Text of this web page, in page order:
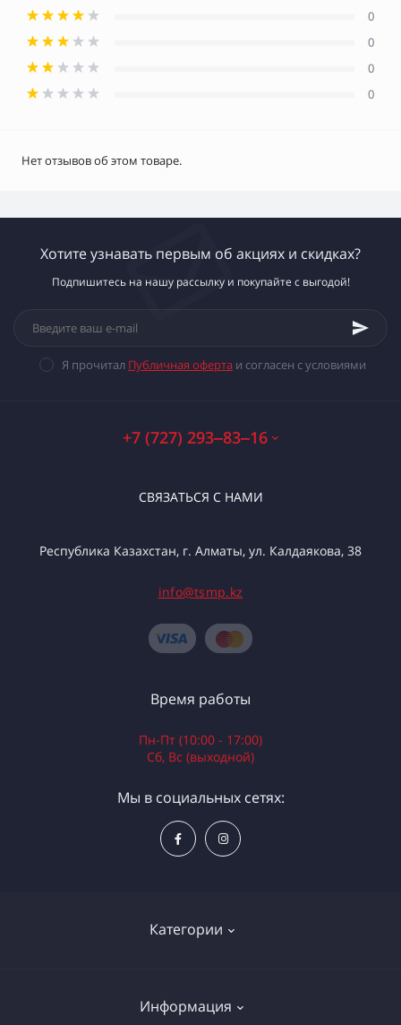
0
0
0
0
Нет отзывов об этом товаре.
Хотите узнавать первым об акциях и скидках?
Подпишитесь на нашу рассылку и покупайте с выгодой!
Я прочитал Публичная оферта и согласен с условиями
+7 (727) 293‒83‒16
СВЯЗАТЬСЯ С НАМИ
Республика Казахстан, г. Алматы, ул. Калдаякова, 38
info@tsmp.kz
Категории
Электроинструменты
Информация
Время работы
Пн-Пт (10:00 - 17:00)
Сб, Вс (выходной)
Мы в социальных сетях: